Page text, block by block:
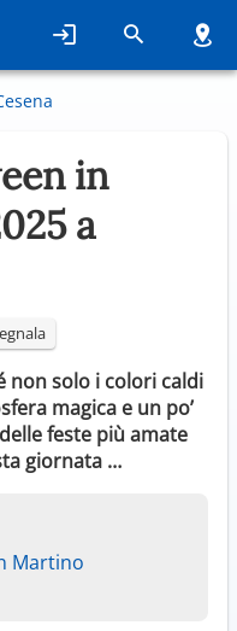
in
a
non solo i colori caldi
magica e un po’
feste più amate
giornata …
Martino